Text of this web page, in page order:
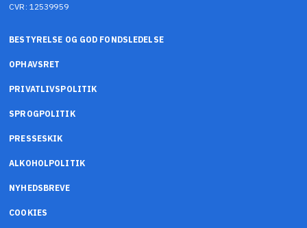
CVR: 12539959
BESTYRELSE OG GOD FONDSLEDELSE
OPHAVSRET
PRIVATLIVSPOLITIK
SPROGPOLITIK
PRESSESKIK
ALKOHOLPOLITIK
NYHEDSBREVE
COOKIES